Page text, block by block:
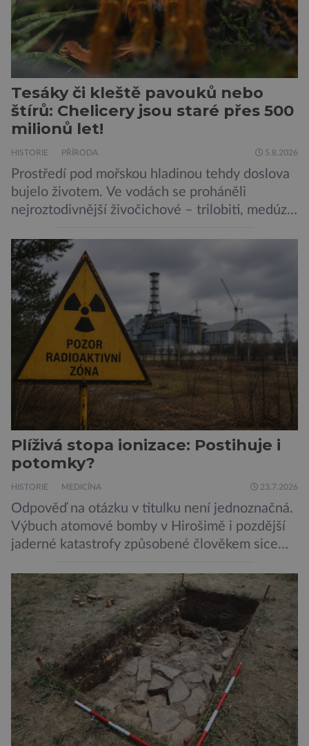
Tesáky či kleště pavouků nebo
štírů: Chelicery jsou staré přes 500
milionů let!
HISTORIE PŘÍRODA 5.8.2026
Prostředí pod mořskou hladinou tehdy doslova
bujelo životem. Ve vodách se proháněli
nejroztodivnější živočichové – trilobiti, medúzy
prazvláštní stonožce podobný tvor, který měl
zárodky zbraní typických pro dnešní pavouky.
Pavouci, štíři či klíšťata jsou členovci patřící do
skupiny klepítkatců. Vyznačují se takzvanými
chelicerami, které u nich představují právě […]
Plíživá stopa ionizace: Postihuje i
potomky?
HISTORIE MEDICÍNA 23.7.2026
Odpověď na otázku v titulku není jednoznačná.
Výbuch atomové bomby v Hirošimě i pozdější
jaderné katastrofy způsobené člověkem sice
slabší a dlouhodobé záření poškozuje DNA.
Přesto není stále zcela jasné, nakolik se mutace
vzniklé ozářením přenášejí na potomstvo. Před
pěti lety, těsně před 35. výročím výbuchu
Černobylské jaderné elektrárny, […]